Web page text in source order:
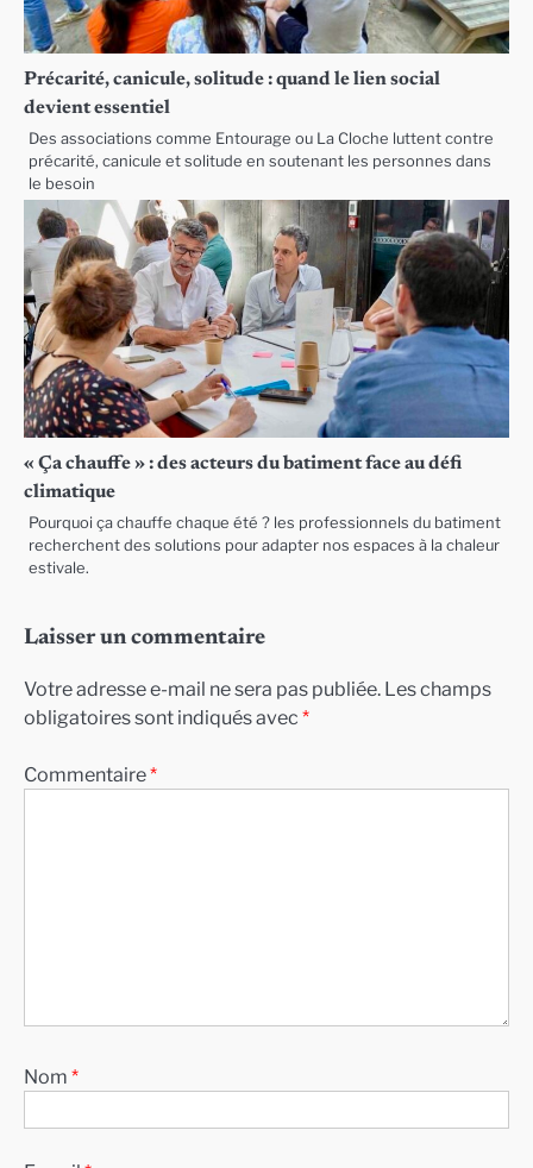
Précarité, canicule, solitude : quand le lien social
devient essentiel
Des associations comme Entourage ou La Cloche luttent contre
précarité, canicule et solitude en soutenant les personnes dans
le besoin
« Ça chauffe » : des acteurs du batiment face au défi
climatique
Pourquoi ça chauffe chaque été ? les professionnels du batiment
recherchent des solutions pour adapter nos espaces à la chaleur
estivale.
Laisser un commentaire
Votre adresse e-mail ne sera pas publiée. Les champs
obligatoires sont indiqués avec *
Commentaire*
Nom *